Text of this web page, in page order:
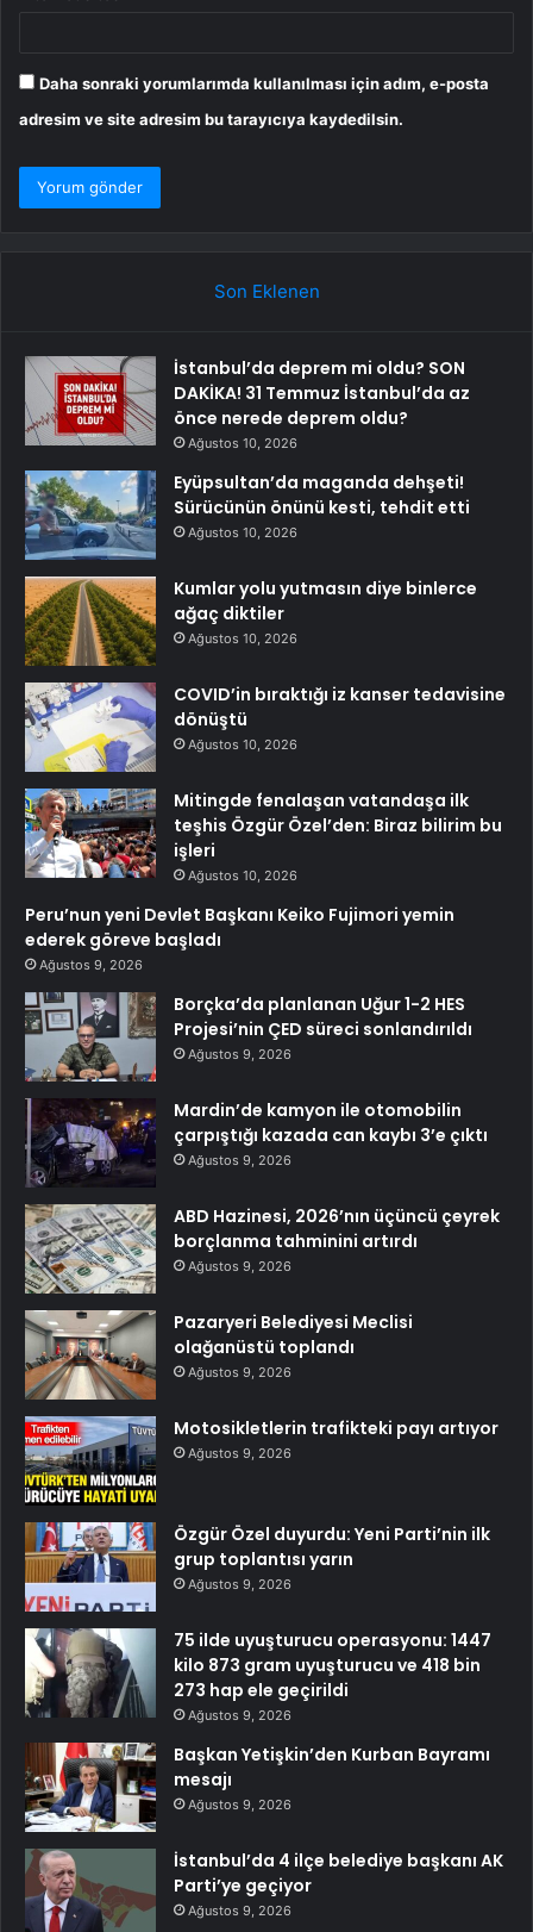
Daha sonraki yorumlarımda kullanılması için adım, e-posta
adresim ve site adresim bu tarayıcıya kaydedilsin.
Son Eklenen
İstanbul’da deprem mi oldu? SON
DAKİKA! 31 Temmuz İstanbul’da az
önce nerede deprem oldu?
Ağustos 10, 2026
Eyüpsultan’da maganda dehşeti!
Sürücünün önünü kesti, tehdit etti
Ağustos 10, 2026
Kumlar yolu yutmasın diye binlerce
ağaç diktiler
Ağustos 10, 2026
COVID’in bıraktığı iz kanser tedavisine
dönüştü
Ağustos 10, 2026
Mitingde fenalaşan vatandaşa ilk
teşhis Özgür Özel’den: Biraz bilirim bu
işleri
Ağustos 10, 2026
Peru’nun yeni Devlet Başkanı Keiko Fujimori yemin
ederek göreve başladı
Ağustos 9, 2026
Borçka’da planlanan Uğur 1-2 HES
Projesi’nin ÇED süreci sonlandırıldı
Ağustos 9, 2026
Mardin’de kamyon ile otomobilin
çarpıştığı kazada can kaybı 3’e çıktı
Ağustos 9, 2026
ABD Hazinesi, 2026’nın üçüncü çeyrek
borçlanma tahminini artırdı
Ağustos 9, 2026
Pazaryeri Belediyesi Meclisi
olağanüstü toplandı
Ağustos 9, 2026
Motosikletlerin trafikteki payı artıyor
Ağustos 9, 2026
Özgür Özel duyurdu: Yeni Parti’nin ilk
grup toplantısı yarın
Ağustos 9, 2026
75 ilde uyuşturucu operasyonu: 1447
kilo 873 gram uyuşturucu ve 418 bin
273 hap ele geçirildi
Ağustos 9, 2026
Başkan Yetişkin’den Kurban Bayramı
mesajı
Ağustos 9, 2026
İstanbul’da 4 ilçe belediye başkanı AK
Parti’ye geçiyor
Ağustos 9, 2026